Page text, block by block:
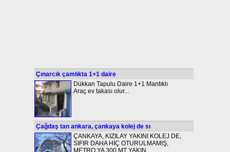
Çınarcık çamlıkta 1+1 daire
Dükkan Tapulu Daire 1+1 Mantıklı
Araç ev takası olur...
Çağdaş tan ankara, çankaya kolej de sı
ÇANKAYA, KIZILAY YAKINI KOLEJ DE,
SIFIR DAHA HİÇ OTURULMAMIŞ,
METRO YA 300 MT YAKIN...